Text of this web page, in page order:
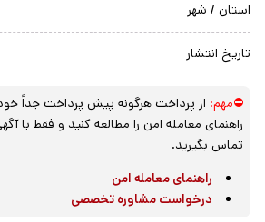
استان / شهر
تاریخ انتشار
⛔مهم: از پرداخت هرگونه پیش پرداخت جداً
راهنمای معامله امن را مطالعه کنید و فقط با
تماس بگیرید.
راهنمای معامله امن
درخواست مشاوره تخصصی